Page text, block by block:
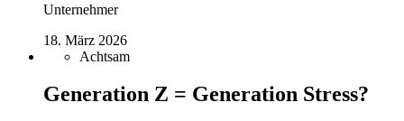
Unternehmer
18. März 2026
Achtsam
Generation Z = Generation Stress?